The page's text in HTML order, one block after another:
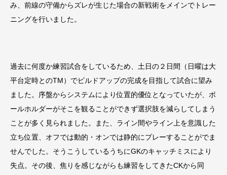
み、前線の守備からズレが生じた場合の新戦術をメインでトレー
ニングを行いました。
過去に何度か練習試合をしているため、土日の２日間（日曜は大
平台定時とのTM）でビルドアップの完成を目指して試合に望み
ました。序盤からシステムにより位置的優位となっていたが、ボ
ールホルダーがそこを観ることができず選択肢を減らしてしまう
ことが多く見られました。また、ライン間やライン上を意識した
立ち位置、オフでは動的・オンでは静的にプレーすることがでま
せんでした。そうこうしているうちにGKのキャッチミスにより
失点。その後、焦りを感じながらも練習をしてきたCKから同